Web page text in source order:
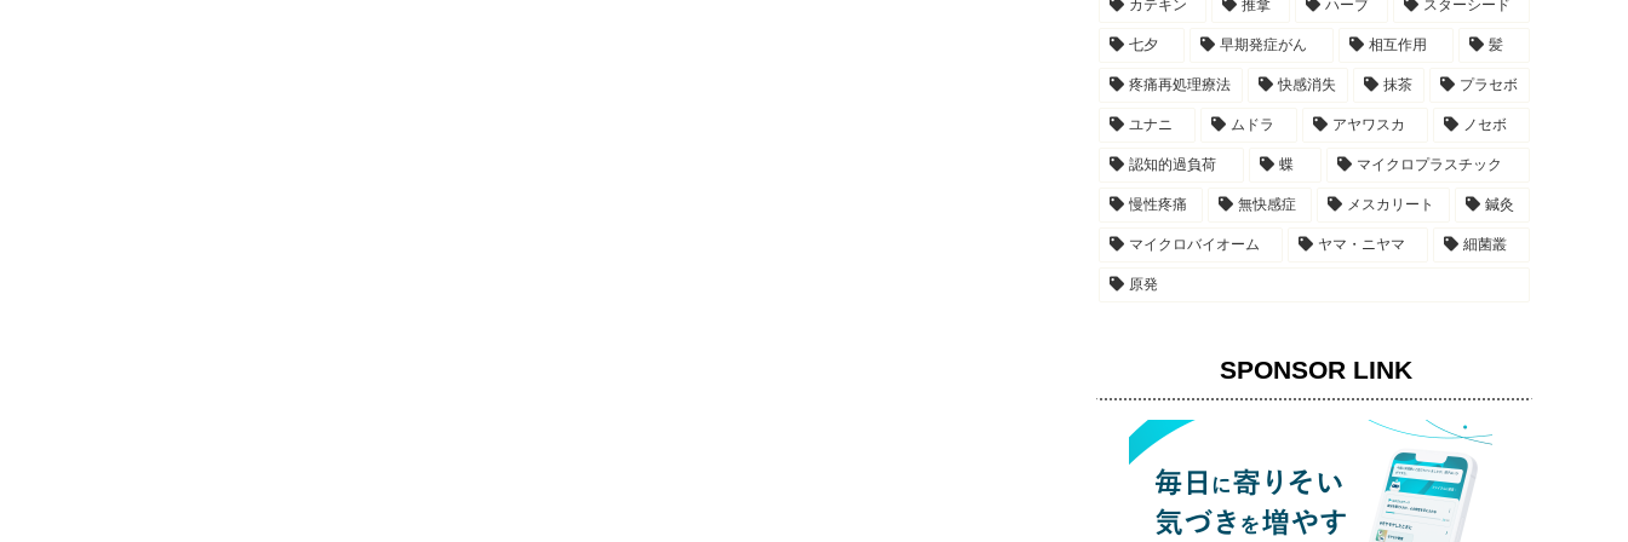
カテキン 推拿 ハーブ スターシード
七夕 早期発症がん 相互作用 髪
疼痛再処理療法 快感消失 抹茶 プラセボ
ユナニ ムドラ アヤワスカ ノセボ
認知的過負荷 蝶 マイクロプラスチック
慢性疼痛 無快感症 メスカリート 鍼灸
マイクロバイオーム ヤマ・ニヤマ 細菌叢
原発
SPONSOR LINK